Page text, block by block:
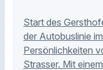
Start des
der Autobuslinie
Persönlichkeiten
Strasser. Mit